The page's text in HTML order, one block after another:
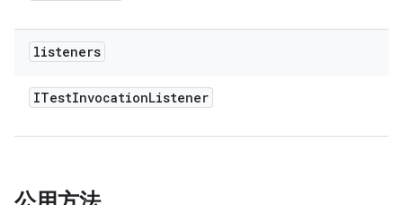
listeners
ITestInvocationListener